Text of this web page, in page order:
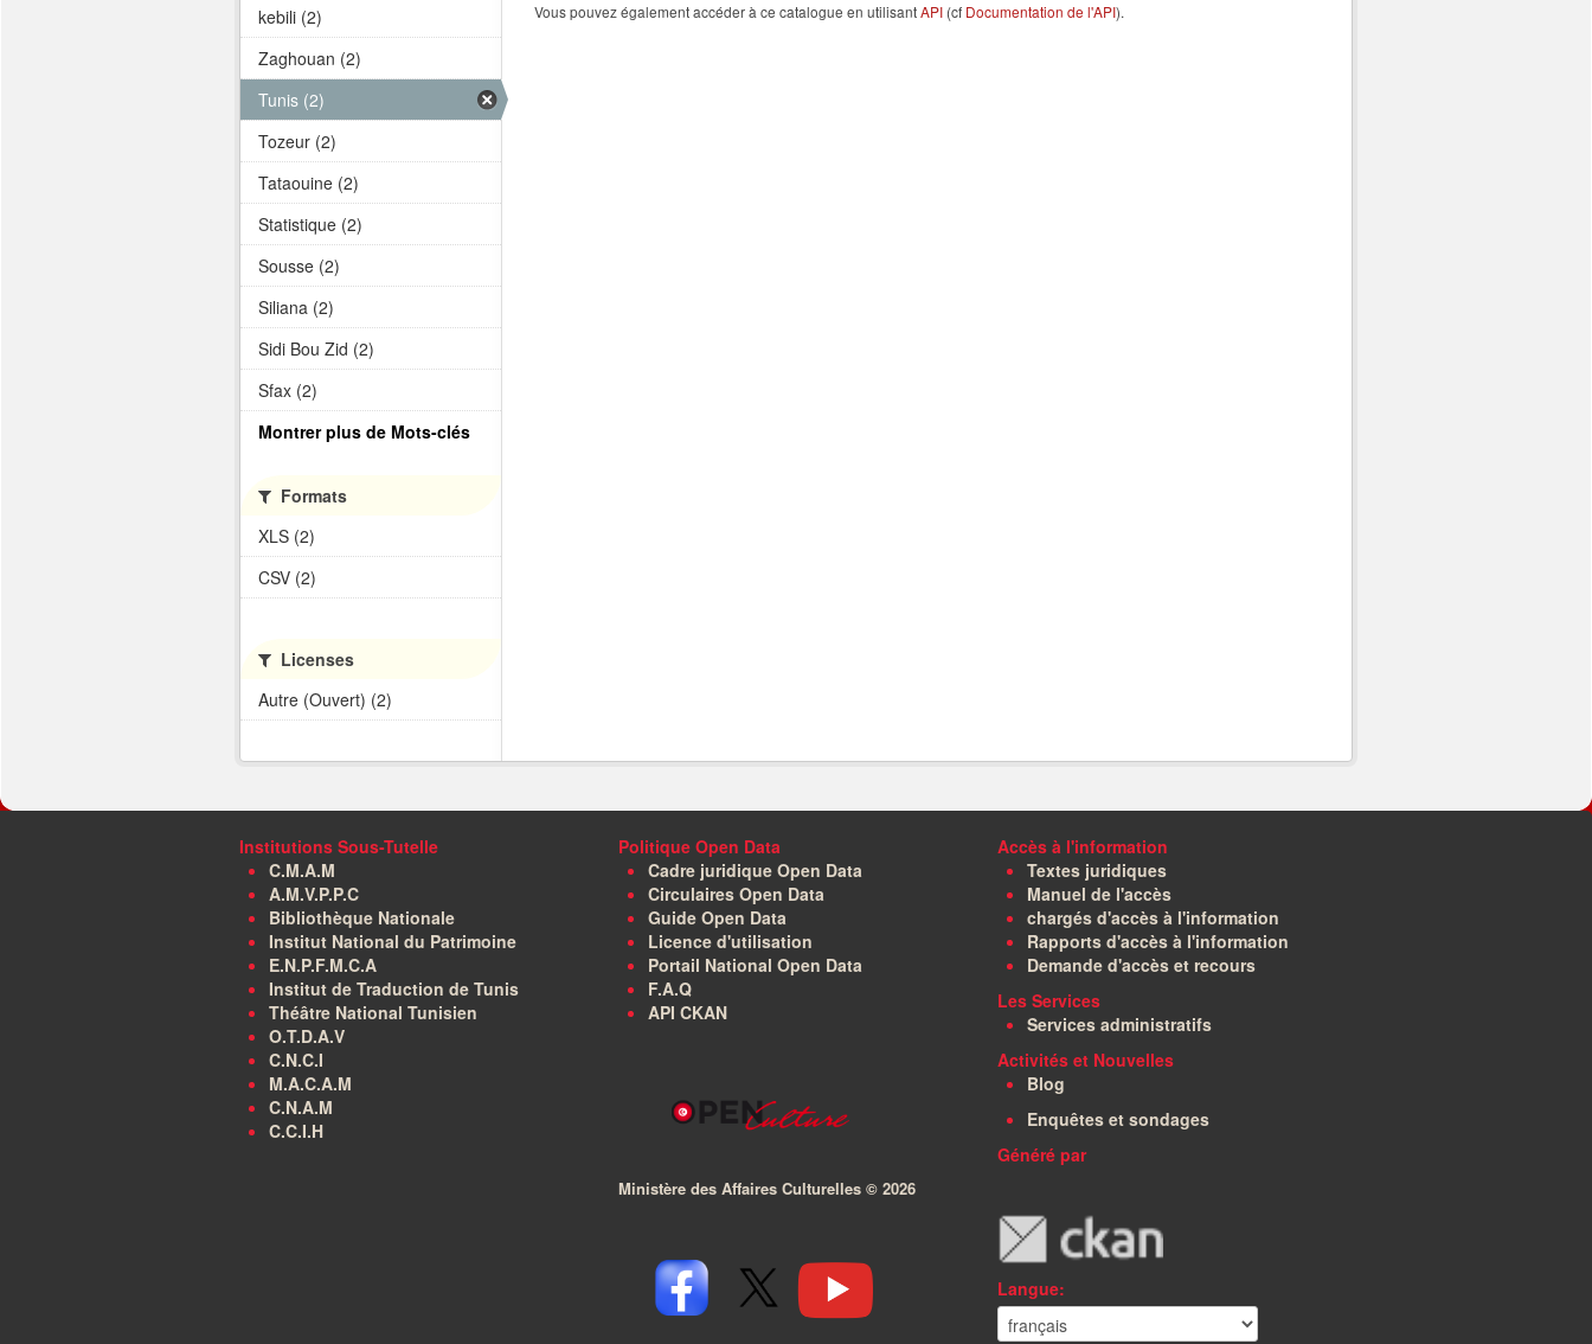
Vous pouvez également accéder à ce catalogue en utilisantAPI (cf Documentation de l'API).
kebili (2)
Zaghouan (2)
Tunis (2)
Tozeur (2)
Tataouine (2)
Statistique (2)
Sousse (2)
Siliana (2)
Sidi Bou Zid (2)
Sfax (2)
Montrer plus de Mots-clés
Formats
XLS (2)
CSV (2)
Licenses
Autre (Ouvert) (2)
Institutions Sous-Tutelle
C.M.A.M
A.M.V.P.P.C
Bibliothèque Nationale
Institut National du Patrimoine
E.N.P.F.M.C.A
Institut de Traduction de Tunis
Théâtre National Tunisien
O.T.D.A.V
C.N.C.I
M.A.C.A.M
C.N.A.M
C.C.I.H
Politique Open Data
Cadre juridique Open Data
Circulaires Open Data
Guide Open Data
Licence d'utilisation
Portail National Open Data
F.A.Q
API CKAN
Ministère des Affaires Culturelles © 2026
Accès à l'information
Textes juridiques
Manuel de l'accès
chargés d'accès à l'information
Rapports d'accès à l'information
Demande d'accès et recours
Les Services
Services administratifs
Activités et Nouvelles
Blog
Enquêtes et sondages
Généré par
Langue